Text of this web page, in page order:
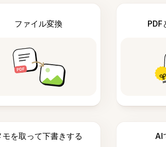
ファイル変換 PDF
モを取って下書きする AI